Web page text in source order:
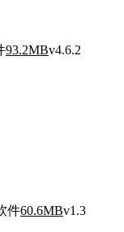
93.2MBv4.6.2
件60.6MBv1.3